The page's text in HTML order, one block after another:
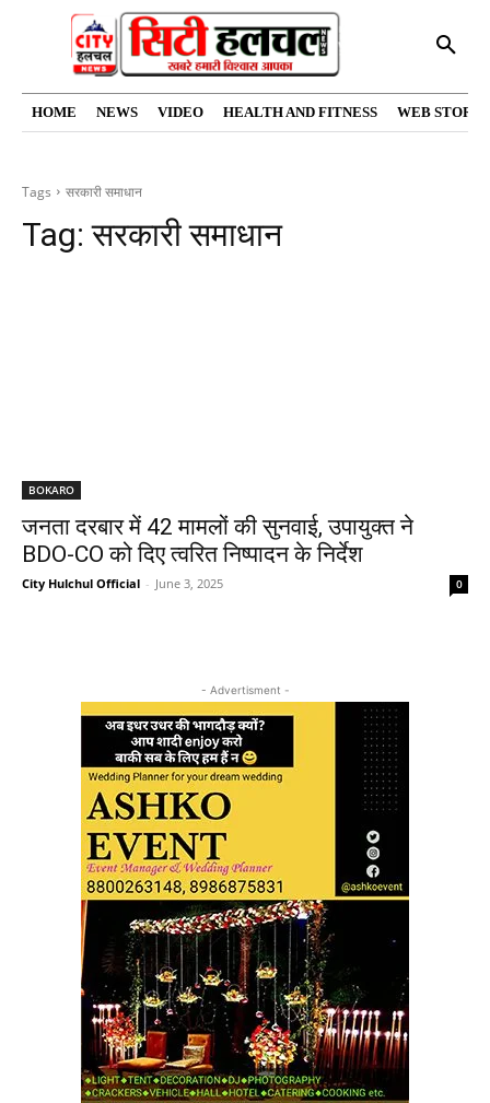
HOME NEWS VIDEO HEALTH AND FITNESS WEB
Tags सरकारी समाधान
Tag:सरकारी समाधान
BOKARO
जनता दरबार में 42 मामलों की सुनवाई, उपायुक्त ने
BDO-CO को दिए त्वरित निष्पादन के निर्देश
City Hulchul Official - June 3, 2025 0
- Advertisment -